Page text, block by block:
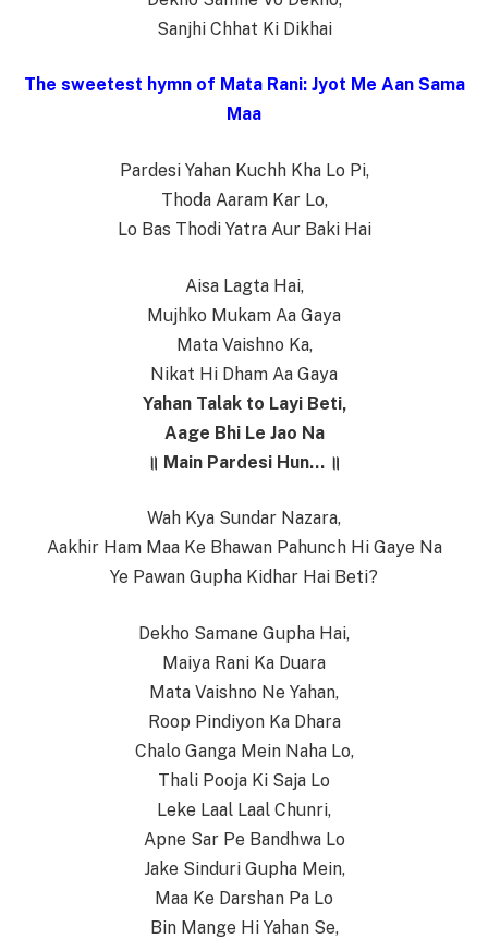
Sanjhi Chhat Ki Dikhai
The sweetest hymn of Mata Rani: Jyot Me Aan Sama
Maa
Pardesi Yahan Kuchh Kha Lo Pi,
Thoda Aaram Kar Lo,
Lo Bas Thodi Yatra Aur Baki Hai
Aisa Lagta Hai,
Mujhko Mukam Aa Gaya
Mata Vaishno Ka,
Nikat Hi Dham Aa Gaya
Yahan Talak to Layi Beti,
Aage Bhi Le Jao Na
॥ Main Pardesi Hun… ॥
Wah Kya Sundar Nazara,
Aakhir Ham Maa Ke Bhawan Pahunch Hi Gaye Na
Ye Pawan Gupha Kidhar Hai Beti?
Dekho Samane Gupha Hai,
Maiya Rani Ka Duara
Mata Vaishno Ne Yahan,
Roop Pindiyon Ka Dhara
Chalo Ganga Mein Naha Lo,
Thali Pooja Ki Saja Lo
Leke Laal Laal Chunri,
Apne Sar Pe Bandhwa Lo
Jake Sinduri Gupha Mein,
Maa Ke Darshan Pa Lo
Bin Mange Hi Yahan Se,